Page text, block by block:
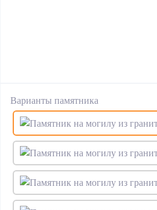
Варианты памятника